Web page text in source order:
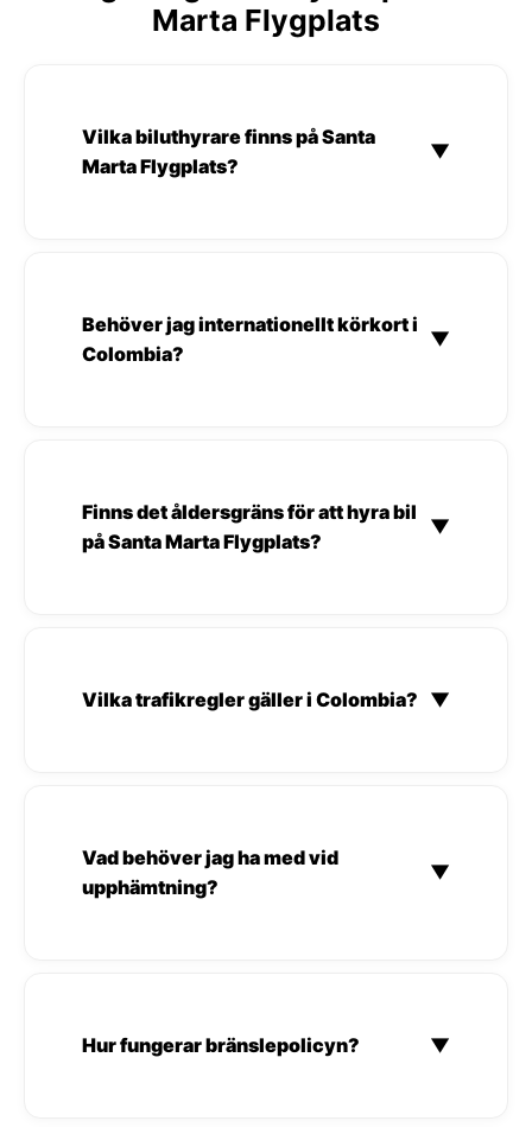
Marta Flygplats
Vilka biluthyrare finns på Santa
Marta Flygplats?
▼
Behöver jag internationellt körkort i
Colombia?
▼
Finns det åldersgräns för att hyra bil
på Santa Marta Flygplats?
▼
Vilka trafikregler gäller i Colombia? ▼
Vad behöver jag ha med vid
upphämtning?
▼
Hur fungerar bränslepolicyn? ▼